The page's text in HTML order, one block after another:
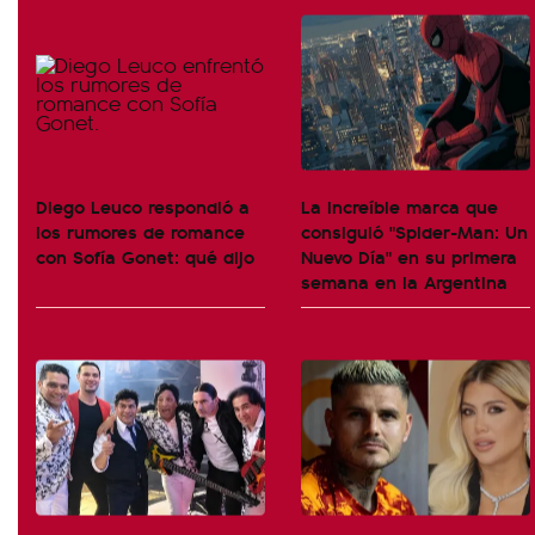
Diego Leuco respondió a
los rumores de romance
con Sofía Gonet: qué dijo
La increíble marca que
consiguió "Spider-Man: Un
Nuevo Día" en su primera
semana en la Argentina